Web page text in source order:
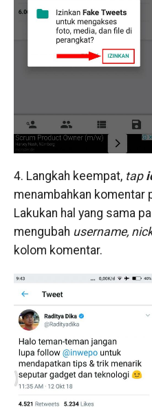
4. Langkah keempat, tap
menambahkan komentar
Lakukan hal yang sama
mengubah username,
kolom komentar.